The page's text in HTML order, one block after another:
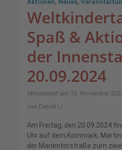
Aktionen, Neues,
Spaß &
der
20.09.2024
Aktualisiert am 10. November
von Daniel Li
Am Freitag, den 20.09.2024
Uhr auf dem Kornmark,
der Marientorstraße zum